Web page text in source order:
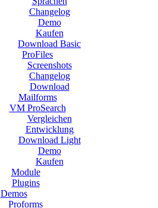
Changelog
Demo
Kaufen
Download Basic
ProFiles
Screenshots
Changelog
Download
Mailforms
VM ProSearch
Vergleichen
Entwicklung
Download Light
Demo
Kaufen
Module
Plugins
Demos
Proforms